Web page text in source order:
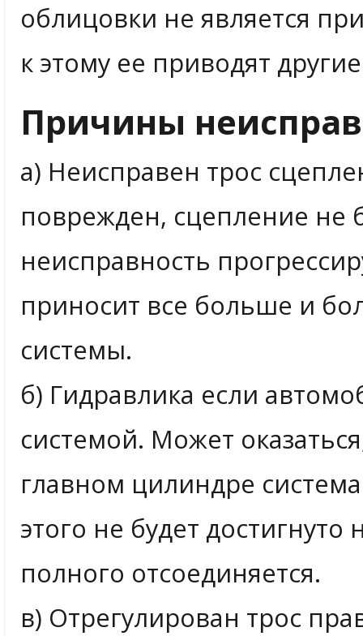
облицовки не является
к этому ее приводят
Причины
а) Неисправен трос
поврежден, сцепление не
неисправность
приносит все больше и
системы.
б) Гидравлика если
системой. Может
главном цилиндре
этого не будет
полного отсоединяется.
в) Отрегулирован трос